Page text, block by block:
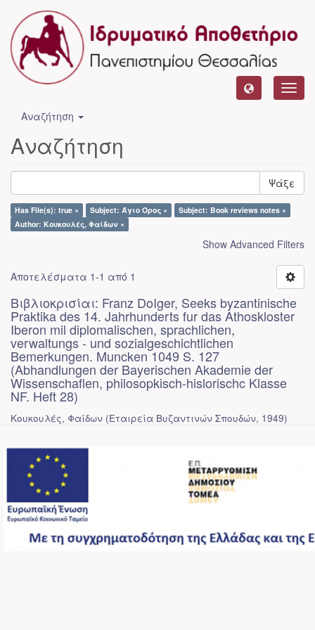
Αναζήτηση
Αναζήτηση
Ψάξε
Has File(s): true × Subject: Άγιο Όρος ×
Subject: Book reviews notes ×
Author: Κουκουλές, Φαίδων ×
Show Advanced Filters
Αποτελέσματα 1-1 από 1
Βιβλιοκρισίαι: Franz DoIger, Seeks byzantinische
Praktika des 14. Jahrhunderts fur das Athoskloster
Iberon mil diplomalischen, sprachlichen,
verwaltungs - und sozialgeschichtlichen
Bemerkungen. Muncken 1049 S. 127
(Abhandlungen der Bayerischen Akademie der
Wissenschaflen, philosopkisch-hislorischc Klasse
NF. Heft 28)
Κουκουλές, Φαίδων (Εταιρεία Βυζαντινών Σπουδών, 1949)